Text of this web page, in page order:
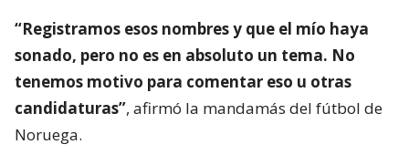
“Registramos esos nombres y que el mío haya
sonado, pero no es en absoluto un tema. No
tenemos motivo para comentar eso u otras
candidaturas”, afirmó la mandamás del fútbol de
Noruega.